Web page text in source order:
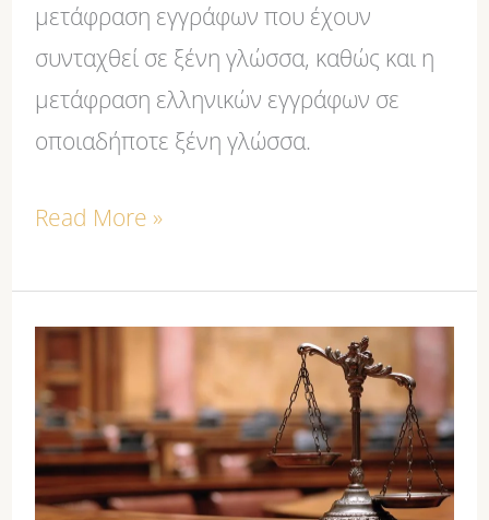
μετάφραση εγγράφων που έχουν
συνταχθεί σε ξένη γλώσσα, καθώς και η
μετάφραση ελληνικών εγγράφων σε
οποιαδήποτε ξένη γλώσσα.
Read More »
ΑΠΟΡΡΗΤΟ
ΕΠΙΚΟΙΝΩΝΙΑΣ.
Πότε
δεν
είναι